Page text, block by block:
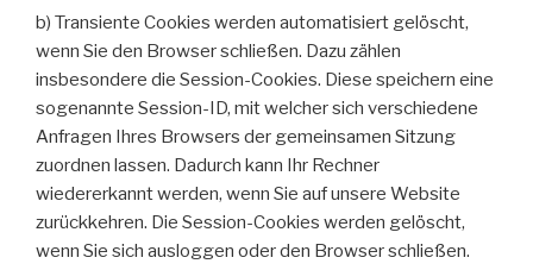
b) Transiente Cookies werden automatisiert gelöscht,
wenn Sie den Browser schließen. Dazu zählen
insbesondere die Session-Cookies. Diese speichern eine
sogenannte Session-ID, mit welcher sich verschiedene
Anfragen Ihres Browsers der gemeinsamen Sitzung
zuordnen lassen. Dadurch kann Ihr Rechner
wiedererkannt werden, wenn Sie auf unsere Website
zurückkehren. Die Session-Cookies werden gelöscht,
wenn Sie sich ausloggen oder den Browser schließen.